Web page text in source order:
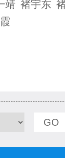
褚宇东
GO